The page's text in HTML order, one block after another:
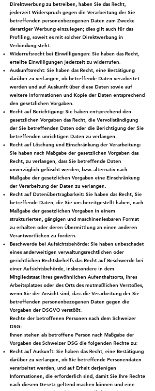
Direktwerbung zu betreiben, haben Sie das Recht,
jederzeit Widerspruch gegen die Verarbeitung der Sie
betreffenden personenbezogenen Daten zum Zwecke
derartiger Werbung einzulegen; dies gilt auch für das
Profiling, soweit es mit solcher Direktwerbung in
Verbindung steht.
Widerrufsrecht bei Einwilligungen: Sie haben das Recht,
erteilte Einwilligungen jederzeit zu widerrufen.
Auskunftsrecht: Sie haben das Recht, eine Bestätigung
darüber zu verlangen, ob betreffende Daten verarbeitet
werden und auf Auskunft über diese Daten sowie auf
weitere Informationen und Kopie der Daten entsprechend
den gesetzlichen Vorgaben.
Recht auf Berichtigung: Sie haben entsprechend den
gesetzlichen Vorgaben das Recht, die Vervollständigung
der Sie betreffenden Daten oder die Berichtigung der Sie
betreffenden unrichtigen Daten zu verlangen.
Recht auf Löschung und Einschränkung der Verarbeitung:
Sie haben nach Maßgabe der gesetzlichen Vorgaben das
Recht, zu verlangen, dass Sie betreffende Daten
unverzüglich gelöscht werden, bzw. alternativ nach
Maßgabe der gesetzlichen Vorgaben eine Einschränkung
der Verarbeitung der Daten zu verlangen.
Recht auf Datenübertragbarkeit: Sie haben das Recht, Sie
betreffende Daten, die Sie uns bereitgestellt haben, nach
Maßgabe der gesetzlichen Vorgaben in einem
strukturierten, gängigen und maschinenlesbaren Format
zu erhalten oder deren Übermittlung an einen anderen
Verantwortlichen zu fordern.
Beschwerde bei Aufsichtsbehörde: Sie haben unbeschadet
eines anderweitigen verwaltungsrechtlichen oder
gerichtlichen Rechtsbehelfs das Recht auf Beschwerde bei
einer Aufsichtsbehörde, insbesondere in dem
Mitgliedstaat ihres gewöhnlichen Aufenthaltsorts, ihres
Arbeitsplatzes oder des Orts des mutmaßlichen Verstoßes,
wenn Sie der Ansicht sind, dass die Verarbeitung der Sie
betreffenden personenbezogenen Daten gegen die
Vorgaben der DSGVO verstößt.
Rechte der betroffenen Personen nach dem Schweizer
DSG:
Ihnen stehen als betroffene Person nach Maßgabe der
Vorgaben des Schweizer DSG die folgenden Rechte zu:
Recht auf Auskunft: Sie haben das Recht, eine Bestätigung
darüber zu verlangen, ob Sie betreffende Personendaten
verarbeitet werden, und auf Erhalt derjenigen
Informationen, die erforderlich sind, damit Sie Ihre Rechte
nach diesem Gesetz geltend machen können und eine